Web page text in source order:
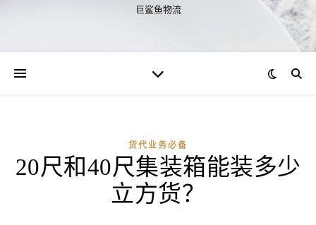
巨鲨鱼物流
货代业务必备
20尺和40尺集装箱能装多少
立方货？